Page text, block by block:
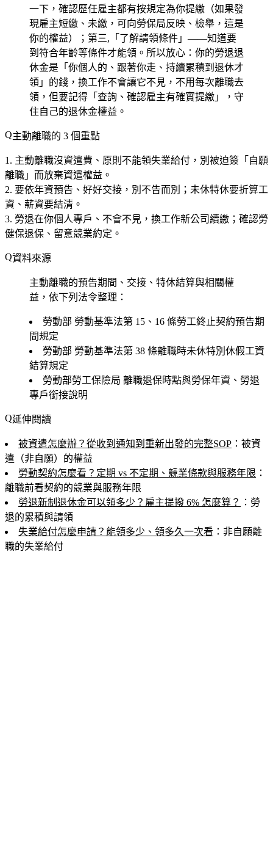
一下，確認歷任雇主都有按規定為你提繳（如果發
現雇主短繳、未繳，可向勞保局反映、檢舉，這是
你的權益）；第三,「了解請領條件」——知道要
到符合年齡等條件才能領。所以放心：你的勞退退
休金是「你個人的、跟著你走、持續累積到退休才
領」的錢，換工作不會讓它不見，不用每次離職去
領，但要記得「查詢、確認雇主有確實提繳」，守
住自己的退休金權益。
主動離職的 3 個重點
主動離職沒資遣費、原則不能領失業給付 ，別被迫簽「自願
離職」而放棄資遣權益。
要依年資預告、好好交接 ，別不告而別；未休特休要折算工
資、薪資要結清。
勞退在你個人專戶、不會不見 ，換工作新公司續繳；確認勞
健保退保、留意競業約定。
資料來源
主動離職的預告期間、交接、特休結算與相關權
益，依下列法令整理：
勞動部 勞動基準法第 15、16 條勞工終止契約預告期
間規定
勞動部 勞動基準法第 38 條離職時未休特別休假工資
結算規定
勞動部勞工保險局 離職退保時點與勞保年資、勞退
專戶銜接說明
延伸閱讀
被資遣怎麼辦？從收到通知到重新出發的完整SOP ：被資
遣（非自願）的權益
勞動契約怎麼看？定期 vs 不定期、競業條款與服務年限 ：
離職前看契約的競業與服務年限
勞退新制退休金可以領多少？雇主提撥 6% 怎麼算？ ：勞
退的累積與請領
失業給付怎麼申請？能領多少、領多久一次看 ：非自願離
職的失業給付